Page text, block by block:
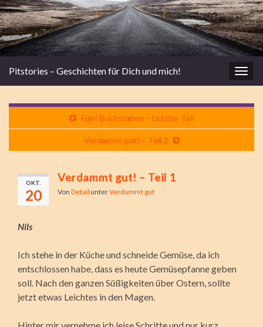
Pitstories – Geschichten für Dich und mich!
Fünf Buchstaben – Letzter Teil
Verdammt gut! – Teil 2
OKT.
20
Verdammt gut! – Teil 1
Von Detail unterVerdammt gut
Nils
Ich stehe in der Küche und schneide Gemüse, da ich
entschlossen habe, dass es heute Gemüsepfanne geben
soll. Nach den ganzen Süßigkeiten über Ostern, sollte
jetzt etwas Leichtes in den Magen.
Hinter mir vernehme ich leise Schritte und nur kurz